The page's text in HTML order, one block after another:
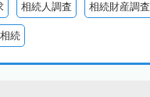
相続人調査 相続財産調査
続